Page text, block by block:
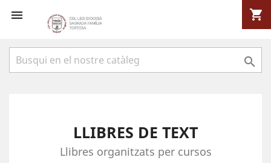
 shopping_cart

LLIBRES DE TEXT
Llibres organitzats per cursos